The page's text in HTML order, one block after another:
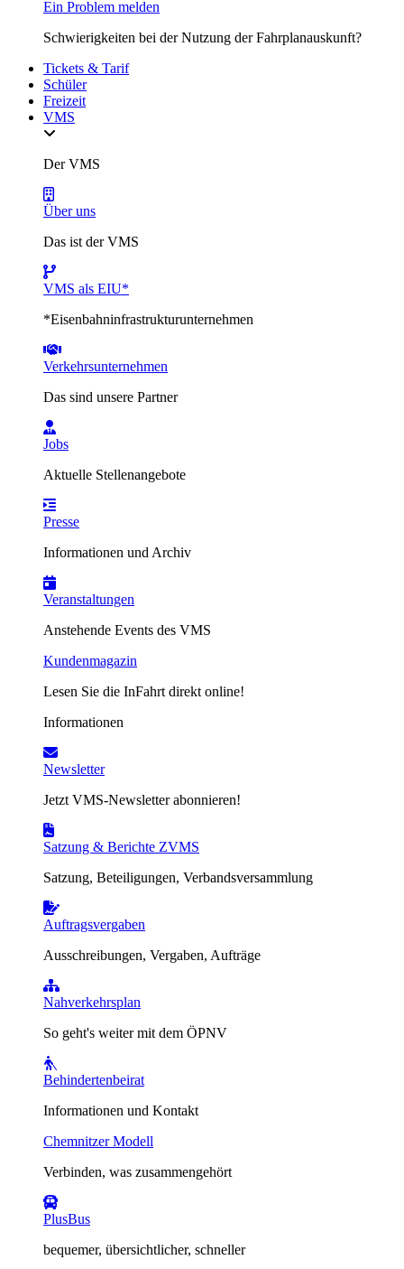
Ein Problem melden
Schwierigkeiten bei der Nutzung der Fahrplanauskunft?
Tickets & Tarif
Schüler
Freizeit
VMS
Der VMS
Über uns
Das ist der VMS
VMS als EIU*
*Eisenbahninfrastrukturunternehmen
Verkehrsunternehmen
Das sind unsere Partner
Jobs
Aktuelle Stellenangebote
Presse
Informationen und Archiv
Veranstaltungen
Anstehende Events des VMS
Kundenmagazin
Lesen Sie die InFahrt direkt online!
Informationen
Newsletter
Jetzt VMS-Newsletter abonnieren!
Satzung & Berichte ZVMS
Satzung, Beteiligungen, Verbandsversammlung
Auftragsvergaben
Ausschreibungen, Vergaben, Aufträge
Nahverkehrsplan
So geht's weiter mit dem ÖPNV
Behindertenbeirat
Informationen und Kontakt
Chemnitzer Modell
Verbinden, was zusammengehört
PlusBus
bequemer, übersichtlicher, schneller